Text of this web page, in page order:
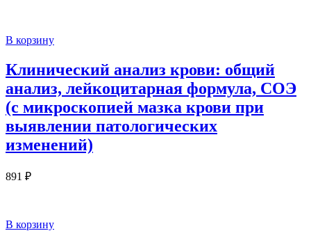
В корзину
Клинический анализ крови: общий
анализ, лейкоцитарная формула, СОЭ
(с микроскопией мазка крови при
выявлении патологических
изменений)
891 ₽
В корзину